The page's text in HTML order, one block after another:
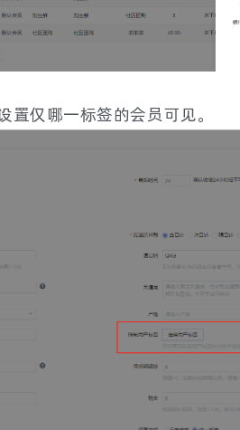
仅哪一标签的会员可见。